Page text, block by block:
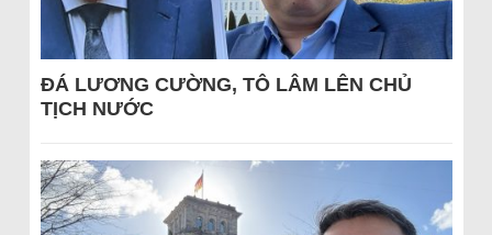
ĐÁ LƯƠNG CƯỜNG, TÔ LÂM LÊN CHỦ
TỊCH NƯỚC